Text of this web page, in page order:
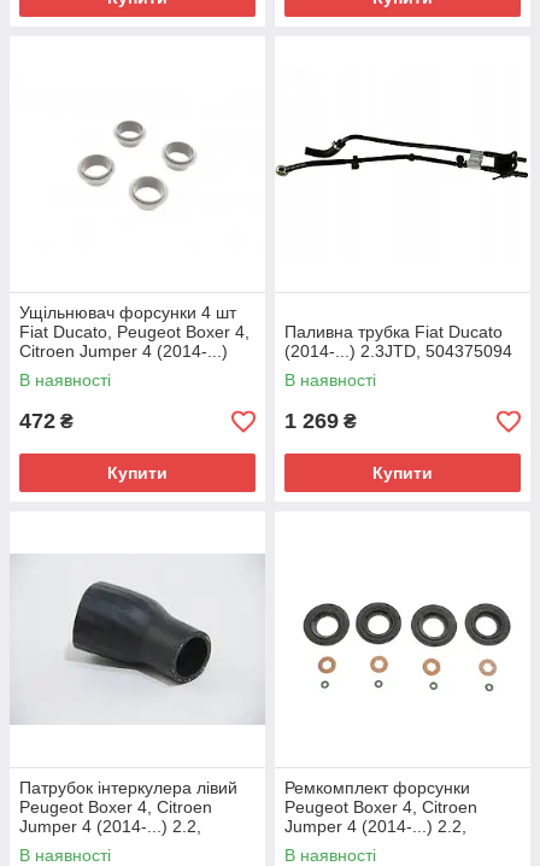
Ущільнювач форсунки 4 шт
Fiat Ducato, Peugeot Boxer 4,
Citroen Jumper 4 (2014-...)
2.3/3.0, 504239811
В наявності
472 ₴
Купити
Паливна трубка Fiat Ducato
(2014-...) 2.3JTD, 504375094
В наявності
1 269 ₴
Купити
Патрубок інтеркулера лівий
Peugeot Boxer 4, Citroen
Jumper 4 (2014-...) 2.2,
1606660380
В наявності
Ремкомплект форсунки
Peugeot Boxer 4, Citroen
Jumper 4 (2014-...) 2.2,
9677759480, 198176
В наявності